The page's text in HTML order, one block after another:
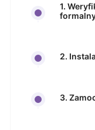
1.
2.
3.